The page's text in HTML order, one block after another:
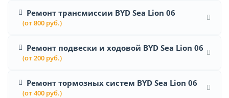
Ремонт трансмиссии BYD Sea Lion 06
(от 800 руб.)
Ремонт подвески и ходовой BYD Sea Lion 06
(от 200 руб.)
Ремонт тормозных систем BYD Sea Lion 06
(от 400 руб.)